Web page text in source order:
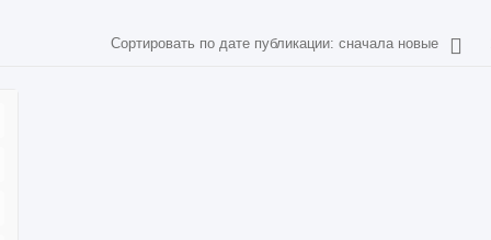
Сортировать по дате публикации: сначала новые